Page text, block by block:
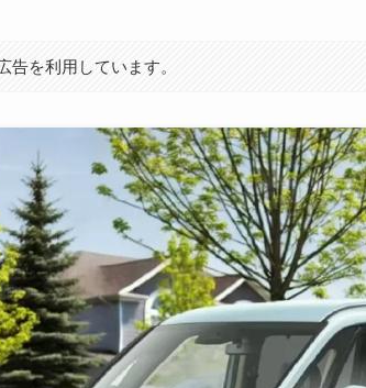
を利用しています。